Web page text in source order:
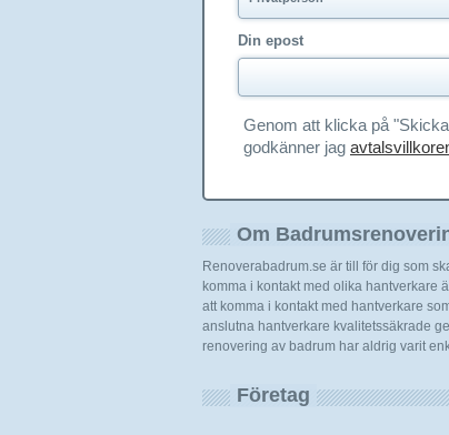
Din epost
Genom att klicka på
godkänner jag
Om
Renoverabadrum.se är till för dig som
komma i kontakt med olika hantverkare
att komma i kontakt med hantverkare
anslutna hantverkare kvalitetssäkrade
renovering av badrum har aldrig varit
Företag